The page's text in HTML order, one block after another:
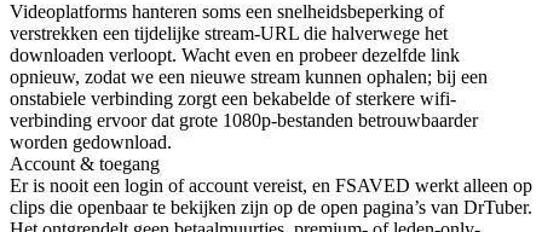
Videoplatforms hanteren soms een snelheidsbeperking of
verstrekken een tijdelijke stream-URL die halverwege het
downloaden verloopt. Wacht even en probeer dezelfde link
opnieuw, zodat we een nieuwe stream kunnen ophalen; bij een
onstabiele verbinding zorgt een bekabelde of sterkere wifi-
verbinding ervoor dat grote 1080p-bestanden betrouwbaarder
worden gedownload.
Account & toegang
Er is nooit een login of account vereist, en FSAVED werkt alleen op
clips die openbaar te bekijken zijn op de open pagina’s van DrTuber.